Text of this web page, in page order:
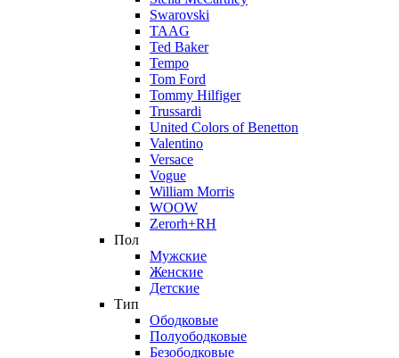
Swarovski
TAAG
Ted Baker
Tempo
Tom Ford
Tommy Hilfiger
Trussardi
United Colors of Benetton
Valentino
Versace
Vogue
William Morris
WOOW
Zerorh+RH
Пол
Мужские
Женские
Детские
Тип
Ободковые
Полуободковые
Безободковые